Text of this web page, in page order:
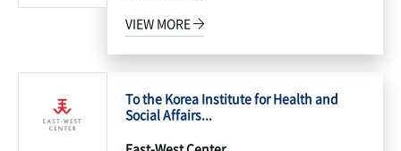
VIEW MORE
To the Korea Institute for Health and
Social Affairs...